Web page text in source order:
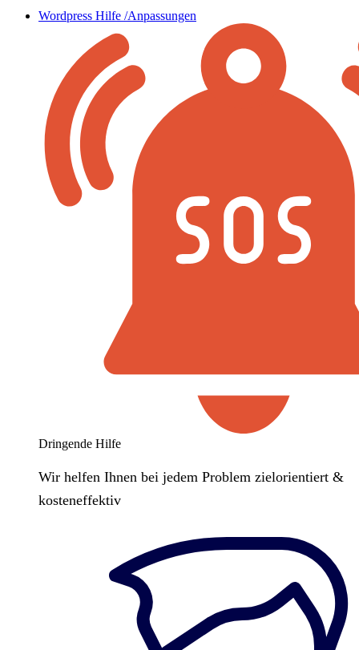
Wordpress Hilfe /Anpassungen
Dringende Hilfe
Wir helfen Ihnen bei jedem Problem zielorientiert &
kosteneffektiv